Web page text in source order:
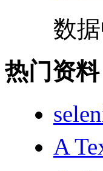
数
热门资料
A